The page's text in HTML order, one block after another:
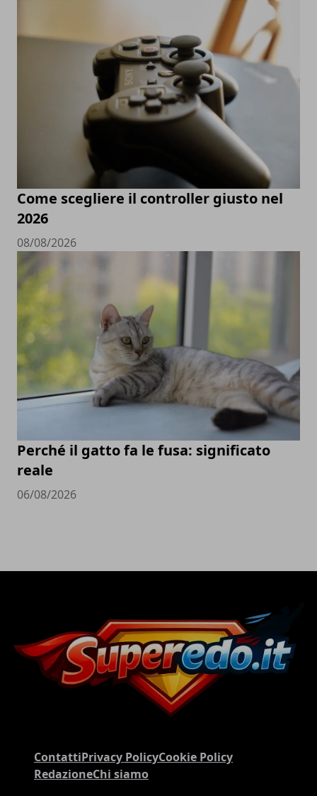
Come scegliere il controller giusto nel
2026
08/08/2026
Perché il gatto fa le fusa: significato
reale
06/08/2026
ContattiPrivacy PolicyCookie Policy
RedazioneChi siamo